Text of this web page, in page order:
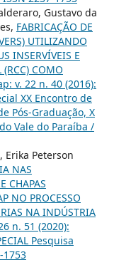
Gustavo da
FABRICAÇÃO DE
UTILIZANDO
INSERVÍVEIS E
(RCC) COMO
v. 22 n. 40 (2016):
XX Encontro de
Pós-Graduação, X
Vale do Paraíba /
Erika Peterson
NAS
CHAPAS
NO PROCESSO
NA INDÚSTRIA
n. 51 (2020):
Pesquisa
1753